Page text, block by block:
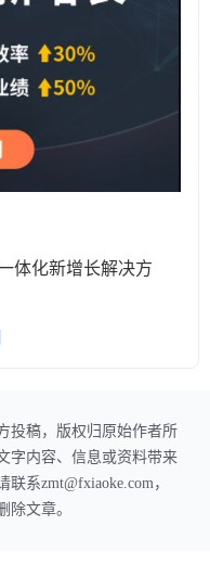
体化新增长解决方
投稿，版权归原始作者所
字内容、信息或资料带来
系zmt@fxiaoke.com，
除文章。